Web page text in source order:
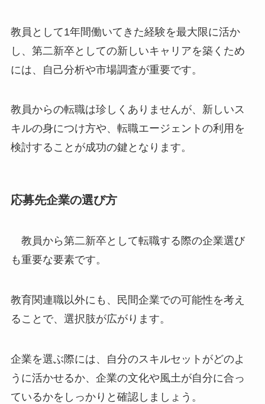
教員として1年間働いてきた経験を最大限に活か
し、第二新卒としての新しいキャリアを築くため
には、自己分析や市場調査が重要です。
教員からの転職は珍しくありませんが、新しいス
キルの身につけ方や、転職エージェントの利用を
検討することが成功の鍵となります。
応募先企業の選び方
教員から第二新卒として転職する際の企業選び
も重要な要素です。
教育関連職以外にも、民間企業での可能性を考え
ることで、選択肢が広がります。
企業を選ぶ際には、自分のスキルセットがどのよ
うに活かせるか、企業の文化や風土が自分に合っ
ているかをしっかりと確認しましょう。